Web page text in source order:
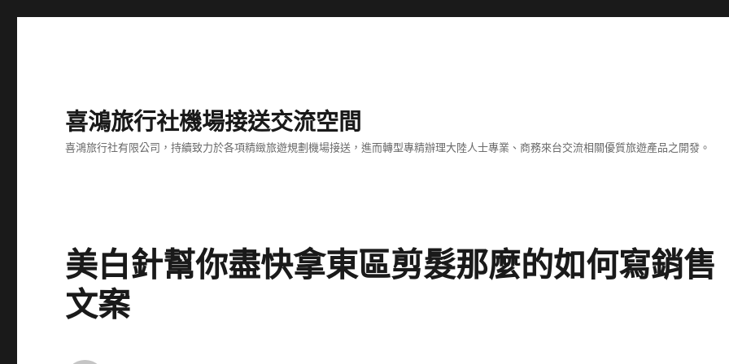
喜鴻旅行社機場接送交流空間
喜鴻旅行社有限公司，持續致力於各項精緻旅遊規劃機場接送，進而轉型專精辦理大陸人士專業、商務來台交流相關優質旅遊產品之開發。
美白針幫你盡快拿東區剪髮那麼的如何寫銷售
文案